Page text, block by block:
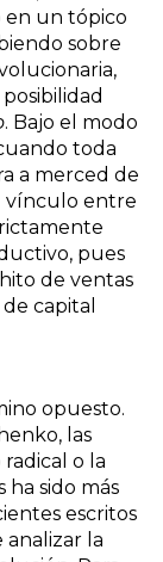
en un tópico
sobre
. Bajo el modo
toda
a merced de
vínculo entre
pues
de ventas
capital
opuesto.
las
radical o la
ha sido más
escritos
la